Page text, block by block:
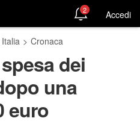
2 Accedi
> Cronaca
dei
una
euro